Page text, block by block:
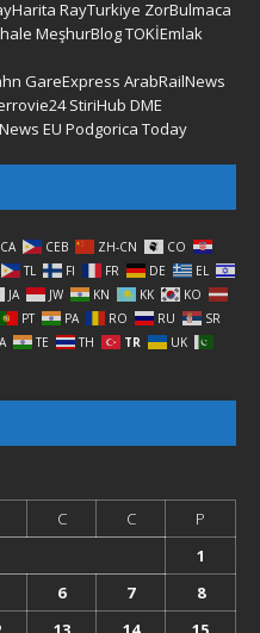
RayTurkiye ZorBulmaca
MeşhurBlogTOKİEmlak
GareExpress ArabRailNews
StiriHub DME
EU Podgorica Today
CA CEB ZH-CN
CO
TL FI FR DE
EL
JA JW KN KK
KO
PT PA RO RU
SR
TE TH TR
UK
C C
P
1
6 7
8